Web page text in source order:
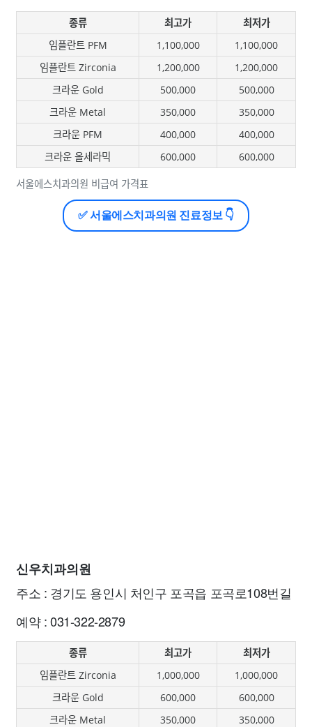
서울에스치과의원 비급여 가격표
종류 최고가
최저가
임플란트 PFM
1,100,000
1,100,000
임플란트 Zirconia
1,200,000
1,200,000
크라운 Gold
500,000
500,000
크라운 Metal
350,000
350,000
크라운 PFM
400,000
400,000
크라운 올세라믹
600,000 600,000
✅ 서울에스치과의원 진료정보 👇
신우치과의원
주소 : 경기도 용인시 처인구 포곡읍 포곡로108번길
예약 : 031-322-2879
종류 최고가
최저가
임플란트 Zirconia
1,000,000
1,000,000
크라운 Gold
600,000
600,000
크라운 Metal
350,000
350,000